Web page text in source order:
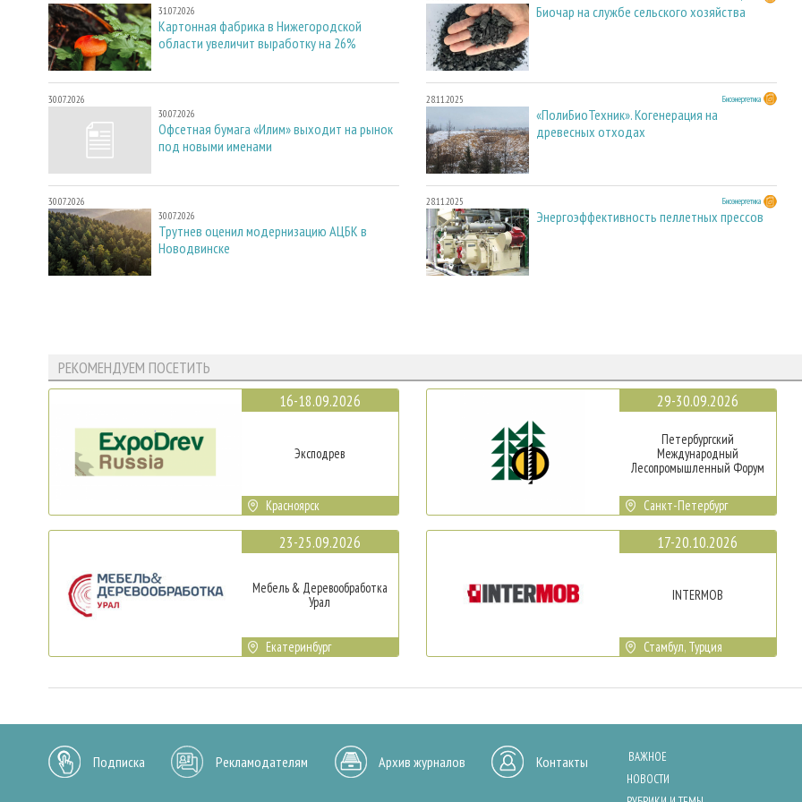
31.07.2026
Картонная фабрика в Нижегородской
области увеличит выработку на 26%
30.07.2026
30.07.2026
Офсетная бумага «Илим» выходит на рынок
под новыми именами
30.07.2026
30.07.2026
Трутнев оценил модернизацию АЦБК в
Новодвинске
Биочар на службе сельского хозяйства
28.11.2025 Биоэнергетика
«ПолиБиоТехник». Когенерация на
древесных отходах
28.11.2025 Биоэнергетика
Энергоэффективность пеллетных прессов
РЕКОМЕНДУЕМ ПОСЕТИТЬ
16-18.09.2026
Эксподрев
Красноярск
23-25.09.2026
Мебель & Деревообработка
Урал
Екатеринбург
29-30.09.2026
Петербургский
Международный
Лесопромышленный Форум
Санкт-Петербург
17-20.10.2026
INTERMOB
Стамбул, Турция
Подписка Рекламодателям Архив журналов Контакты
ВАЖНОЕ
НОВОСТИ